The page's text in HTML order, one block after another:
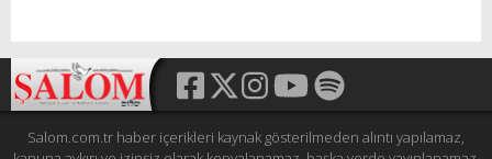
Salom.com.tr haber içerikleri kaynak gösterilmeden alıntı yapılamaz,